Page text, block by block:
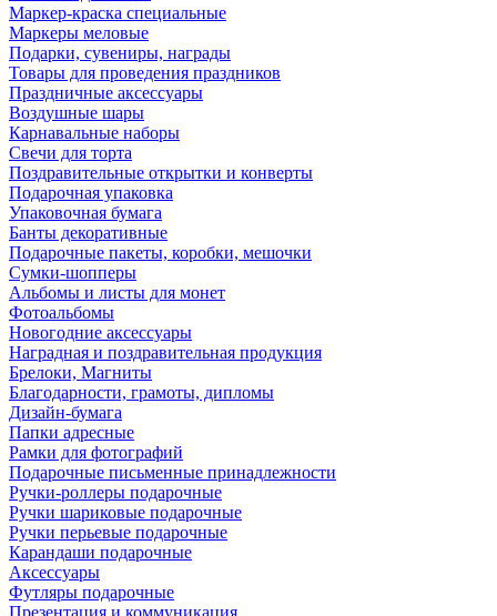
Маркер-краска специальные
Маркеры меловые
Подарки, сувениры, награды
Товары для проведения праздников
Праздничные аксессуары
Воздушные шары
Карнавальные наборы
Свечи для торта
Поздравительные открытки и конверты
Подарочная упаковка
Упаковочная бумага
Банты декоративные
Подарочные пакеты, коробки, мешочки
Сумки-шопперы
Альбомы и листы для монет
Фотоальбомы
Новогодние аксессуары
Наградная и поздравительная продукция
Брелоки, Магниты
Благодарности, грамоты, дипломы
Дизайн-бумага
Папки адресные
Рамки для фотографий
Подарочные письменные принадлежности
Ручки-роллеры подарочные
Ручки шариковые подарочные
Ручки перьевые подарочные
Карандаши подарочные
Аксессуары
Футляры подарочные
Презентация и коммуникация